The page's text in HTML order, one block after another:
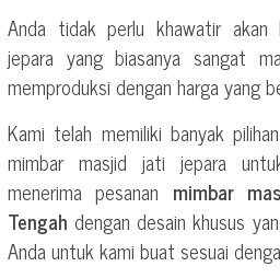
Anda tidak perlu khawatir akan
jepara yang biasanya sangat
memproduksi dengan harga yang
Kami telah memiliki banyak
mimbar masjid jati jepara
menerima pesanan mimbar
Tengah dengan desain khusus
Anda untuk kami buat sesuai